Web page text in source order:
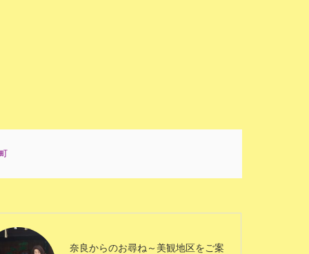
奈良からのお尋ね～美観地区をご案